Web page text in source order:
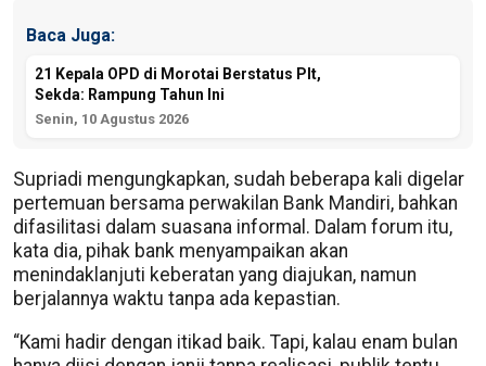
Baca Juga:
21 Kepala OPD di Morotai Berstatus Plt,
Sekda: Rampung Tahun Ini
Senin, 10 Agustus 2026
Supriadi mengungkapkan, sudah beberapa kali digelar
pertemuan bersama perwakilan Bank Mandiri, bahkan
difasilitasi dalam suasana informal. Dalam forum itu,
kata dia, pihak bank menyampaikan akan
menindaklanjuti keberatan yang diajukan, namun
berjalannya waktu tanpa ada kepastian.
“Kami hadir dengan itikad baik. Tapi, kalau enam bulan